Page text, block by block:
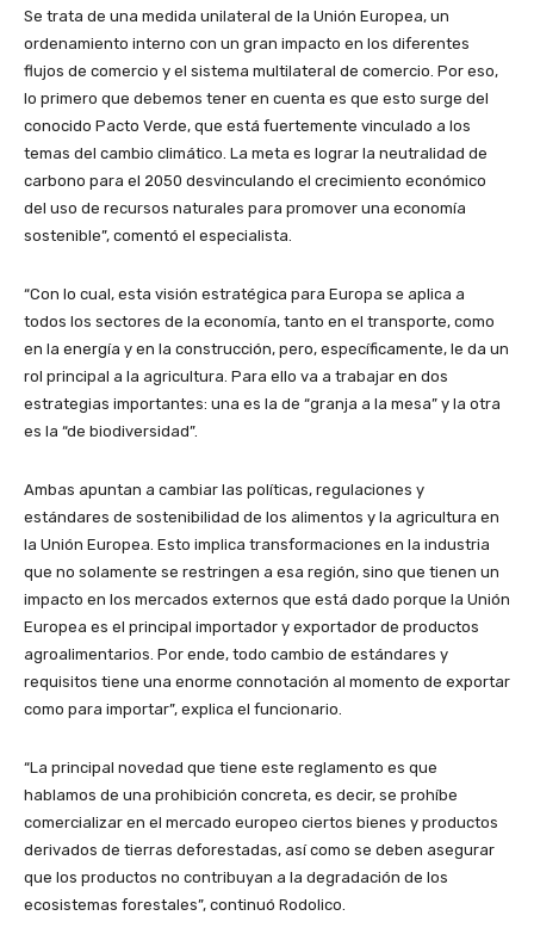
Se trata de una medida unilateral de la Unión Europea, un
ordenamiento interno con un gran impacto en los diferentes
flujos de comercio y el sistema multilateral de comercio. Por eso,
lo primero que debemos tener en cuenta es que esto surge del
conocido Pacto Verde, que está fuertemente vinculado a los
temas del cambio climático. La meta es lograr la neutralidad de
carbono para el 2050 desvinculando el crecimiento económico
del uso de recursos naturales para promover una economía
sostenible”, comentó el especialista.
“Con lo cual, esta visión estratégica para Europa se aplica a
todos los sectores de la economía, tanto en el transporte, como
en la energía y en la construcción, pero, específicamente, le da un
rol principal a la agricultura. Para ello va a trabajar en dos
estrategias importantes: una es la de “granja a la mesa” y la otra
es la “de biodiversidad”.
Ambas apuntan a cambiar las políticas, regulaciones y
estándares de sostenibilidad de los alimentos y la agricultura en
la Unión Europea. Esto implica transformaciones en la industria
que no solamente se restringen a esa región, sino que tienen un
impacto en los mercados externos que está dado porque la Unión
Europea es el principal importador y exportador de productos
agroalimentarios. Por ende, todo cambio de estándares y
requisitos tiene una enorme connotación al momento de exportar
como para importar”, explica el funcionario.
“La principal novedad que tiene este reglamento es que
hablamos de una prohibición concreta, es decir, se prohíbe
comercializar en el mercado europeo ciertos bienes y productos
derivados de tierras deforestadas, así como se deben asegurar
que los productos no contribuyan a la degradación de los
ecosistemas forestales”, continuó Rodolico.